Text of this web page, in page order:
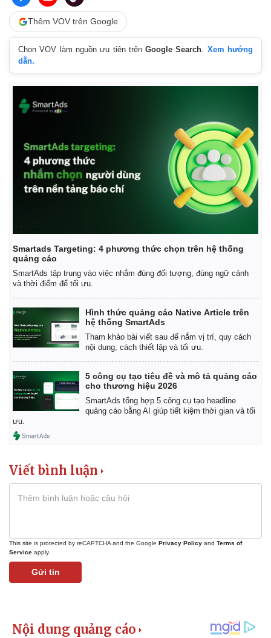
Tin nóng
Tư vấn luật
Thêm VOV trên Google
Chọn VOV làm nguồn ưu tiên trênGoogle Search. Xem hướng
dẫn.
Smartads Targeting: 4 phương thức chọn trên hệ thống
quảng cáo
SmartAds tập trung vào việc nhắm đúng đối tượng, đúng ngữ cảnh
và thời điểm để tối ưu.
Hình thức quảng cáo Native Article trên
hệ thống SmartAds
Tham khảo bài viết sau để nắm vị trí, quy cách
nội dung, cách thiết lập và tối ưu.
5 công cụ tạo tiêu đề và mô tả quảng cáo
cho thương hiệu 2026
SmartAds tổng hợp 5 công cụ tạo headline
quảng cáo bằng AI giúp tiết kiệm thời gian và tối
ưu.
Viết bình luận
This site is protected by reCAPTCHA and the Google Privacy Policy and Terms of
Service apply.
Gửi tin